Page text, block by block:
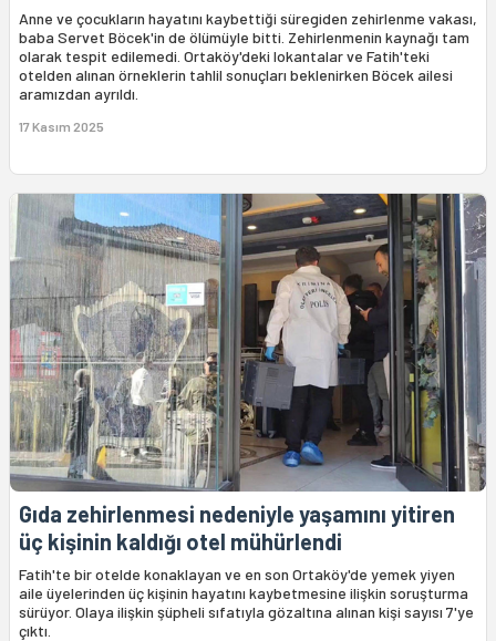
Anne ve çocukların hayatını kaybettiği süregiden zehirlenme vakası,
baba Servet Böcek'in de ölümüyle bitti. Zehirlenmenin kaynağı tam
olarak tespit edilemedi. Ortaköy'deki lokantalar ve Fatih'teki
otelden alınan örneklerin tahlil sonuçları beklenirken Böcek ailesi
aramızdan ayrıldı.
17 Kasım 2025
Gıda zehirlenmesi nedeniyle yaşamını yitiren
üç kişinin kaldığı otel mühürlendi
Fatih'te bir otelde konaklayan ve en son Ortaköy'de yemek yiyen
aile üyelerinden üç kişinin hayatını kaybetmesine ilişkin soruşturma
sürüyor. Olaya ilişkin şüpheli sıfatıyla gözaltına alınan kişi sayısı 7'ye
çıktı.